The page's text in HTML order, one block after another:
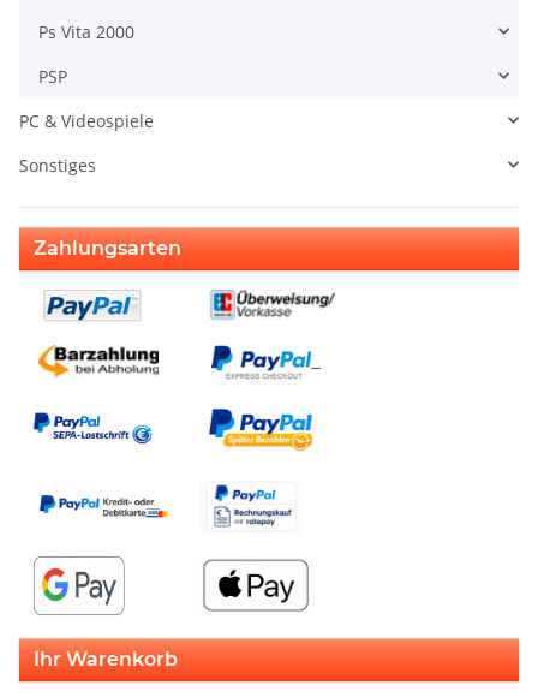
Ps Vita 2000
PSP
PC & Videospiele
Sonstiges
Zahlungsarten
Ihr Warenkorb